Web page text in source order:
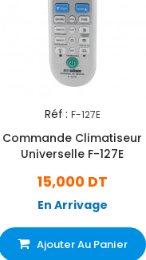
Réf : F-127E
Commande Climatiseur
Universelle F-127E
15,000 DT
En Arrivage
Ajouter Au Panier